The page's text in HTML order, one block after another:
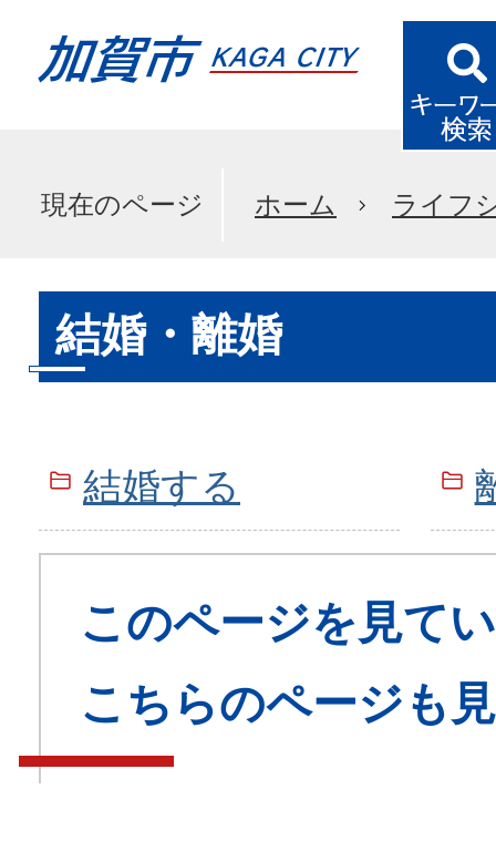
現在のページ ホーム ライフ
結婚・離婚
結婚する
このページを見て
こちらのページも